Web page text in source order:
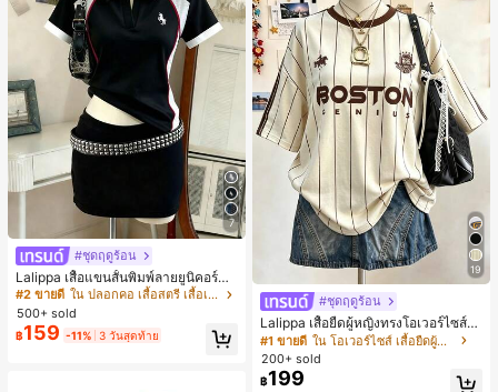
7
#ชุดฤดูร้อน
Lalippa เสื้อแขนสั้นพิมพ์ลายยูนิคอร์นล
ายทางสีตัดกันสำหรับผู้หญิง สไตล์วิทย
าลัย
#2 ขายดี
ใน ปลอกคอ เสื้อสตรี เสื้อเบลาส์ & Tee
500+ sold
฿159 -11% 3 วันสุดท้าย
19
#ชุดฤดูร้อน
Lalippa เสื้อยืดผู้หญิงทรงโอเวอร์ไซส์ค
วามยาวกลาง คอกลม ไหล่ตก ลายพิมพ์
ตัวอักษรและลายทางแนวตั้ง สไตล์แฟชั่
นมินิมอล ของขวัญให้เพื่อน
#1 ขายดี
ใน โอเวอร์ไซส์ เสื้อยืดผู้หญิง
200+ sold
฿199